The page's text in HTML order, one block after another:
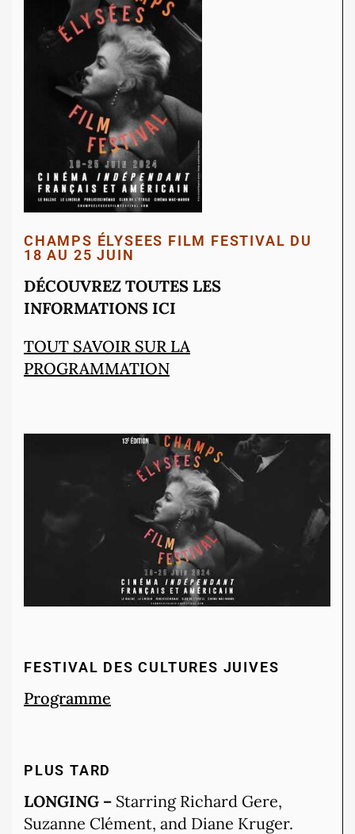
CHAMPS ÉLYSEES FILM FESTIVAL DU
18 AU 25 JUIN
DÉCOUVREZ TOUTES LES
INFORMATIONS ICI
TOUT SAVOIR SUR LA
PROGRAMMATION
FESTIVAL DES CULTURES JUIVES
Programme
PLUS TARD
LONGING – Starring Richard Gere,
Suzanne Clément, and Diane Kruger.